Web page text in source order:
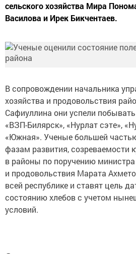
сельского хозяйства Мира
Василова и Ирек Бикчентаев.
В сопровождении начальника
хозяйства и продовольствия
Сафиуллина они успели
«ВЗП-Билярск», «Нурлат сэте»,
«Южная». Ученые большей
фазам развития, созреваемости
в районы по поручению министра
и продовольствия Марата
всей республике и ставят цель
состоянию хлебов с учетом
условий.